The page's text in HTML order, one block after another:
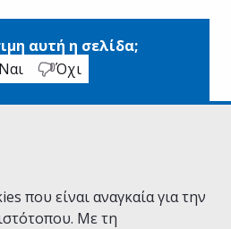
που είναι αναγκαία για την
Με τη
αυτή η σελίδα;
Όχι